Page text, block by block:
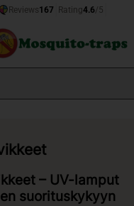
– UV-lamput
suorituskykyyn